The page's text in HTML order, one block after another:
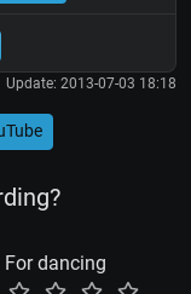
Update: 2013-07-03 18:18
For dancing